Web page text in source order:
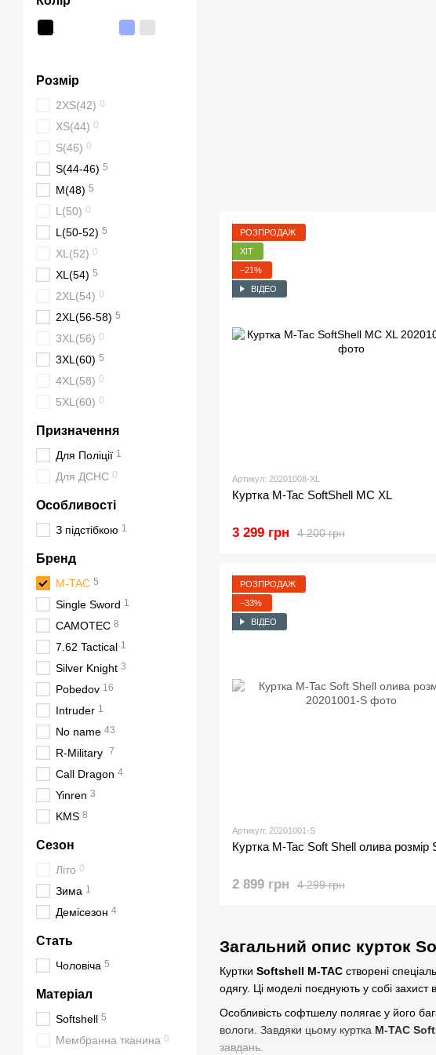
Загальний опис курток
Куртки Softshell M-TAC створені
одягу. Ці моделі поєднують у собі захист
Особливість софтшелу полягає у його
вологи. Завдяки цьому куртка M-TAC
завдань.
РОЗПРОДАЖ
ХІТ
−21%
ВІДЕО
Артикул: 20201008-XL
Куртка M-Tac SoftShell MC XL
4 200 грн
3 299 грн
РОЗПРОДАЖ
−33%
ВІДЕО
Артикул: 20201001-S
Куртка M-Tac Soft Shell олива розмір
4 299 грн
2 899 грн
Розмір
2XS(42) 0
XS(44) 0
S(46) 0
S(44-46) 5
M(48) 5
L(50) 0
L(50-52) 5
XL(52) 0
XL(54) 5
2XL(54) 0
2XL(56-58) 5
3XL(56) 0
3XL(60) 5
4XL(58) 0
5XL(60) 0
Призначення
Для Поліції 1
Для ДСНС 0
Особливості
З підстібкою 1
Бренд
M-TAC 5
Single Sword 1
CAMOTEC 8
7.62 Tactical 1
Silver Knight 3
Pobedov 16
Іntruder 1
No name 43
R-Military 7
Call Dragon 4
Yinren 3
KMS 8
Сезон
Літо 0
Зима 1
Демісезон 4
Стать
Чоловіча 5
Матеріал
Softshell 5
Мембранна тканина 0